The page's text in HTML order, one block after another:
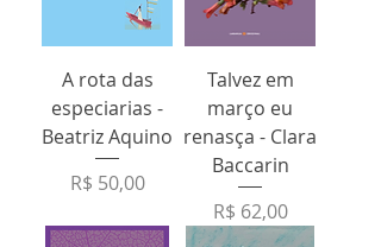
A rota das
especiarias -
Beatriz Aquino
Preço
R$ 50,00
Talvez em
março eu
renasça - Clara
Baccarin
Preço
R$ 62,00